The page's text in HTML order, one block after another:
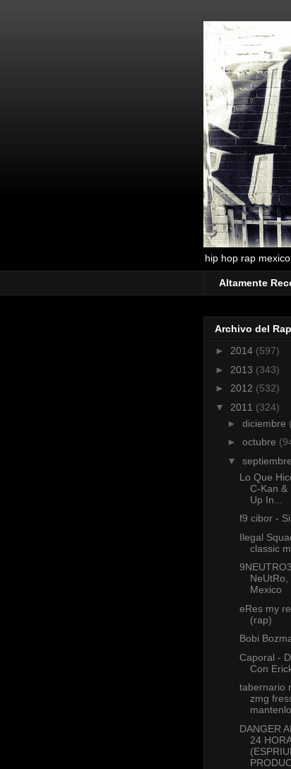
hip hop rap
Altamente
Archivo del
► 2014 (597)
► 2013 (343)
► 2012 (532)
▼ 2011 (324)
► diciembre
► octubre
▼ septiembre
Lo Que
C-Kan &
Up In...
f9 cibor -
Ilegal
classic
NeUtRo,
Mexico
eRes my
(rap)
Bobi
Caporal -
Con
tabernario
zmg
DANGER
24